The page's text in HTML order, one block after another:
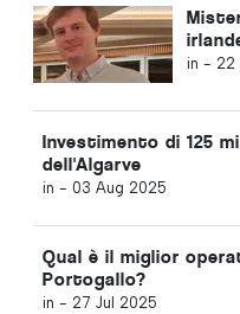
in - 22
Investimento di 125
dell'Algarve
in - 03 Aug 2025
Qual è il miglior
Portogallo?
in - 27 Jul 2025